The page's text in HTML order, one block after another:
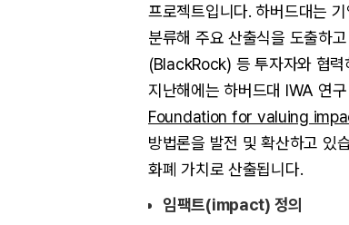
프로젝트입니다. 하버드대는
분류해 주요 산출식을 도출하
(BlackRock) 등 투자자와 협
지난해에는 하버드대 IWA 연
Foundation for valuing
방법론을 발전 및 확산하고 있
화폐 가치로 산출됩니다.
임팩트(impact) 정의